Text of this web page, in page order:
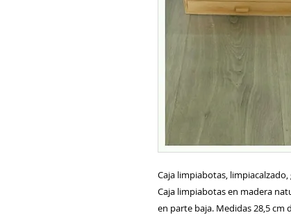
Caja limpiabotas,
Caja limpiabotas en madera
en parte baja. Medidas 28,5 cm